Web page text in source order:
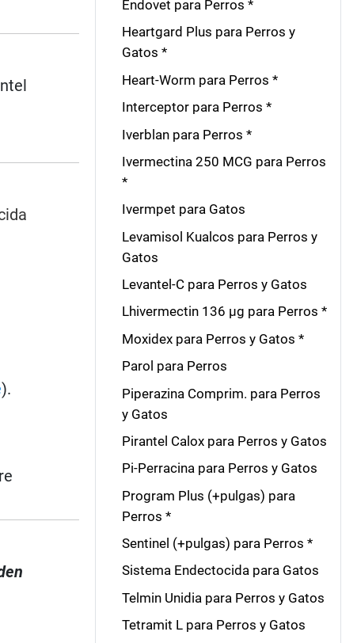
).
Endovet para Perros *
Heartgard Plus para Perros y
Gatos *
Heart-Worm para Perros *
Interceptor para Perros *
Iverblan para Perros *
Ivermectina 250 MCG para Perros
*
Ivermpet para Gatos
Levamisol Kualcos para Perros y
Gatos
Levantel-C para Perros y Gatos
Lhivermectin 136 μg para Perros *
Moxidex para Perros y Gatos *
Parol para Perros
Piperazina Comprim. para Perros
y Gatos
Pirantel Calox para Perros y Gatos
Pi-Perracina para Perros y Gatos
Program Plus (+pulgas) para
Perros *
Sentinel (+pulgas) para Perros *
Sistema Endectocida para Gatos
Telmin Unidia para Perros y Gatos
Tetramit L para Perros y Gatos